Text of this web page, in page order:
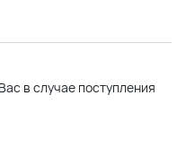
в случае поступления